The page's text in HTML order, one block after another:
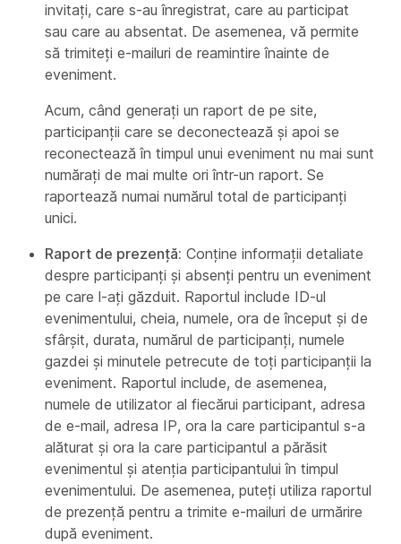
invitați, care s-au înregistrat, care au participat
sau care au absentat. De asemenea, vă permite
să trimiteți e-mailuri de reamintire înainte de
eveniment.
Acum, când generați un raport de pe site,
participanții care se deconectează și apoi se
reconectează în timpul unui eveniment nu mai sunt
numărați de mai multe ori într-un raport. Se
raportează numai numărul total de participanți
unici.
Raport de prezență: Conține informații detaliate
despre participanți și absenți pentru un eveniment
pe care l-ați găzduit. Raportul include ID-ul
evenimentului, cheia, numele, ora de început și de
sfârșit, durata, numărul de participanți, numele
gazdei și minutele petrecute de toți participanții la
eveniment. Raportul include, de asemenea,
numele de utilizator al fiecărui participant, adresa
de e-mail, adresa IP, ora la care participantul s-a
alăturat și ora la care participantul a părăsit
evenimentul și atenția participantului în timpul
evenimentului. De asemenea, puteți utiliza raportul
de prezență pentru a trimite e-mailuri de urmărire
după eveniment.